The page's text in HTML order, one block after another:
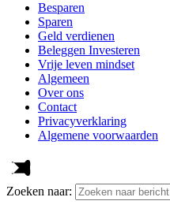
Besparen
Sparen
Geld verdienen
Beleggen Investeren
Vrije leven mindset
Algemeen
Over ons
Contact
Privacyverklaring
Algemene voorwaarden
Zoeken naar: